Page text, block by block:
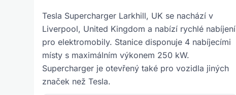
Tesla Supercharger Larkhill, UK se nachází v
Liverpool, United Kingdom a nabízí rychlé nabíjení
pro elektromobily. Stanice disponuje 4 nabíjecími
místy s maximálním výkonem 250 kW.
Supercharger je otevřený také pro vozidla jiných
značek než Tesla.